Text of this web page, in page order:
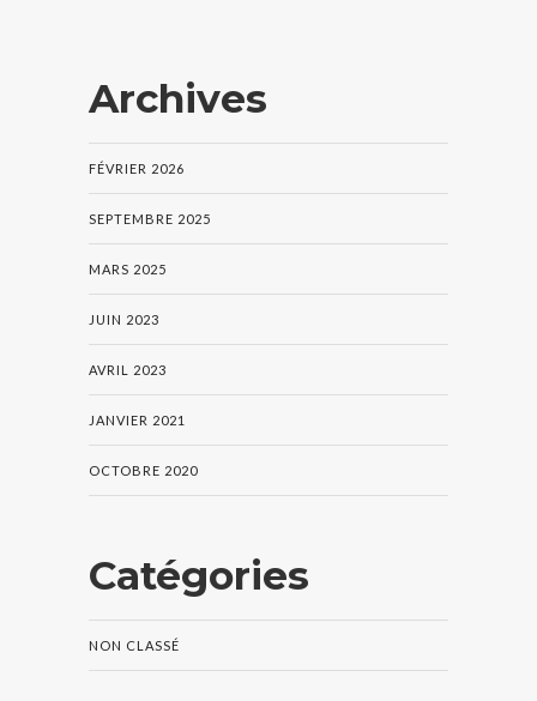
Archives
FÉVRIER 2026
SEPTEMBRE 2025
MARS 2025
JUIN 2023
AVRIL 2023
JANVIER 2021
OCTOBRE 2020
Catégories
NON CLASSÉ